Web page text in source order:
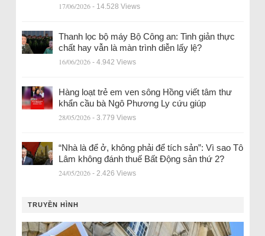
17/06/2026 - 14.528 Views
Thanh lọc bộ máy Bộ Công an: Tinh giản thực
chất hay vẫn là màn trình diễn lấy lệ?
16/06/2026 - 4.942 Views
Hàng loạt trẻ em ven sông Hồng viết tâm thư
khẩn cầu bà Ngô Phương Ly cứu giúp
28/05/2026 - 3.779 Views
“Nhà là để ở, không phải để tích sản”: Vì sao Tô
Lâm không đánh thuế Bất Động sản thứ 2?
24/05/2026 - 2.426 Views
TRUYỀN HÌNH